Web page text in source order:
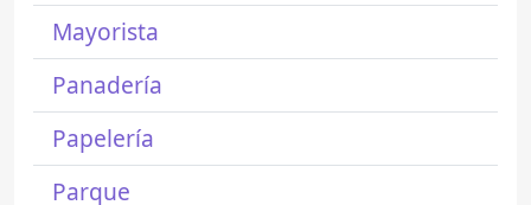
Mayorista
Panadería
Papelería
Parque